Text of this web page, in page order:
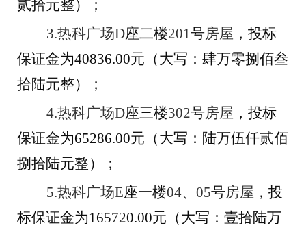
贰拾元整）；
3.热科广场D座二楼201号房屋 ，投标
保证金为40836.00元（大写： 肆万零捌佰叁
拾陆元整）；
4.热科广场D座三楼302号房屋 ，投标
保证金为65286.00元（大写： 陆万伍仟贰佰
捌拾陆元整）；
5.热科广场E座一楼04、 05号房屋 ，投
标保证金为165720.00元（大写： 壹拾陆万